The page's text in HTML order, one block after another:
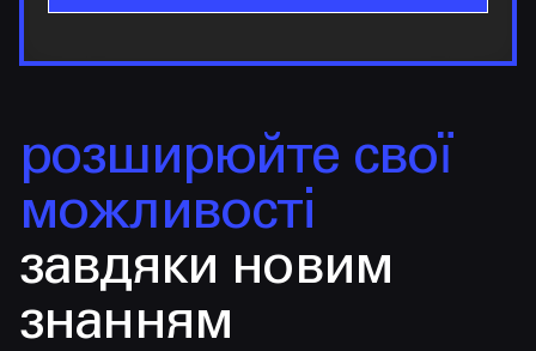
розширюйте свої
можливості
завдяки новим
знанням